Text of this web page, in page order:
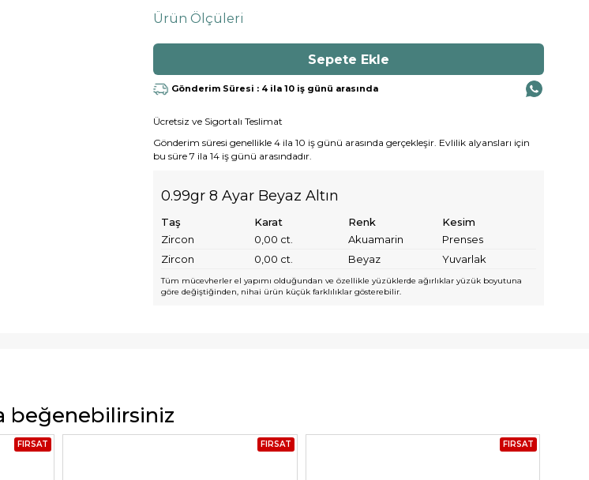
Ürün Ölçüleri
Gönderim Süresi : 4 ila 10 iş günü arasında
Ücretsiz ve Sigortalı Teslimat
Gönderim süresi genellikle 4 ila 10 iş günü arasında gerçekleşir. Evlilik alyansları için
bu süre 7 ila 14 iş günü arasındadır.
0.99gr 8 Ayar Beyaz Altın
Taş Karat Renk
Kesim
Zircon
0,00 ct. Akuamarin
Prenses
Zircon
0,00 ct. Beyaz Yuvarlak
Tüm mücevherler el yapımı olduğundan ve özellikle yüzüklerde ağırlıklar yüzük boyutuna
göre değiştiğinden, nihai ürün küçük farklılıklar gösterebilir.
beğenebilirsiniz
FIRSAT FIRSAT FIRSAT